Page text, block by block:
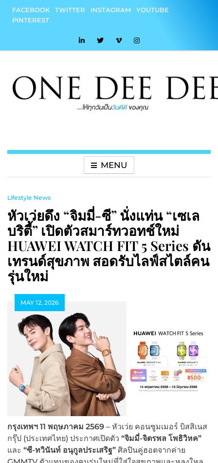
content
FACEBOOK TWITTER INSTAGRAM
YOUTUBE
PINTEREST
MENU
Lifestyle News
หัวเว่ยดึง “จิมมี่-ซี” นั่งแท่น “เซเล
บริตี้” เปิดตัวสมาร์ทวอทช์ใหม่
HUAWEI WATCH FIT 5 Series ดัน
เทรนด์สุขภาพ สอดรับไลฟ์สไตล์คน
รุ่นใหม่
MAY 12, 2026
กรุงเทพฯ 11 พฤษภาคม 2569 – หัวเว่ย คอนซูมเมอร์ บิสสิเนส
กรุ๊ป (ประเทศไทย) ประกาศเปิดตัว “จิมมี่-จิตรพล โพธิวิหค”
และ “ซี-ทวินันท์ อนุกูลประเสริฐ” ศิลปินคู่ฮอตจากค่าย